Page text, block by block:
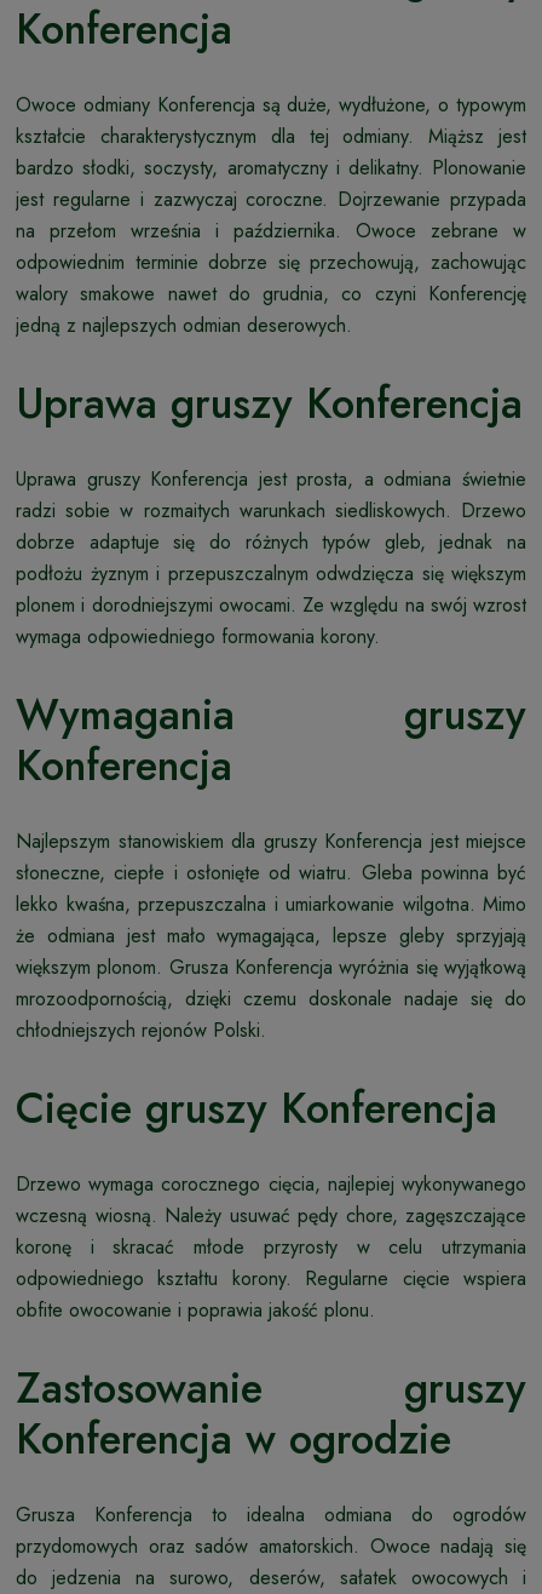
Konferencja
Owoce odmiany Konferencja są duże, wydłużone, o typowym
kształcie charakterystycznym dla tej odmiany. Miąższ jest
bardzo słodki, soczysty, aromatyczny i delikatny. Plonowanie
jest regularne i zazwyczaj coroczne. Dojrzewanie przypada
na przełom września i października. Owoce zebrane w
odpowiednim terminie dobrze się przechowują, zachowując
walory smakowe nawet do grudnia, co czyni Konferencję
jedną z najlepszych odmian deserowych.
Uprawa gruszy Konferencja
Uprawa gruszy Konferencja jest prosta, a odmiana świetnie
radzi sobie w rozmaitych warunkach siedliskowych. Drzewo
dobrze adaptuje się do różnych typów gleb, jednak na
podłożu żyznym i przepuszczalnym odwdzięcza się większym
plonem i dorodniejszymi owocami. Ze względu na swój wzrost
wymaga odpowiedniego formowania korony.
Wymagania gruszy
Konferencja
Najlepszym stanowiskiem dla gruszy Konferencja jest miejsce
słoneczne, ciepłe i osłonięte od wiatru. Gleba powinna być
lekko kwaśna, przepuszczalna i umiarkowanie wilgotna. Mimo
że odmiana jest mało wymagająca, lepsze gleby sprzyjają
większym plonom. Grusza Konferencja wyróżnia się wyjątkową
mrozoodpornością, dzięki czemu doskonale nadaje się do
chłodniejszych rejonów Polski.
Cięcie gruszy Konferencja
Drzewo wymaga corocznego cięcia, najlepiej wykonywanego
wczesną wiosną. Należy usuwać pędy chore, zagęszczające
koronę i skracać młode przyrosty w celu utrzymania
odpowiedniego kształtu korony. Regularne cięcie wspiera
obfite owocowanie i poprawia jakość plonu.
Zastosowanie gruszy
Konferencja w ogrodzie
Grusza Konferencja to idealna odmiana do ogrodów
przydomowych oraz sadów amatorskich. Owoce nadają się
do jedzenia na surowo, deserów, sałatek owocowych i